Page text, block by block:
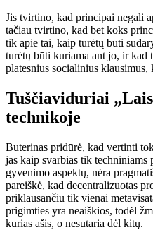
Jis tvirtino, kad principai negali
tačiau tvirtino, kad bet koks
tik apie tai, kaip turėtų būti
turėtų būti kuriama ant jo, ir kad
platesnius socialinius
Tuščiaviduriai
technikoje
Buterinas pridūrė, kad vertinti
jas kaip svarbias tik techniniams
gyvenimo aspektų, nėra
pareiškė, kad decentralizuotas
priklausančiu tik vienai
prigimties yra neaiškios, todėl
kurias ašis, o nesutaria dėl kitų.